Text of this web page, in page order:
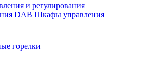
и регулирования
DAB Шкафы управления
горелки